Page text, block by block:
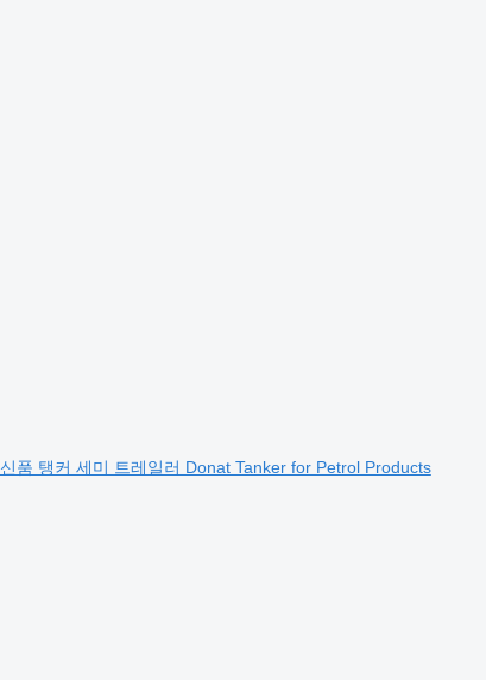
신품 탱커 세미 트레일러 Donat Tanker for Petrol Products